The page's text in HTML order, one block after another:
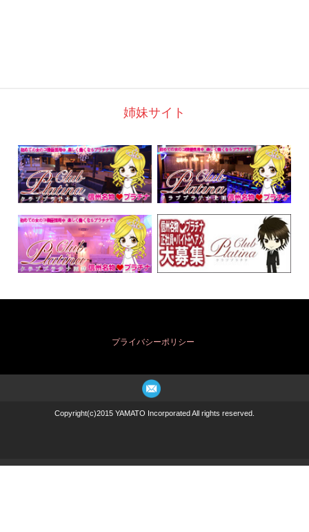
姉妹サイト
プライバシーポリシー
Copyright(c)2015 YAMATO Incorporated All rights reserved.